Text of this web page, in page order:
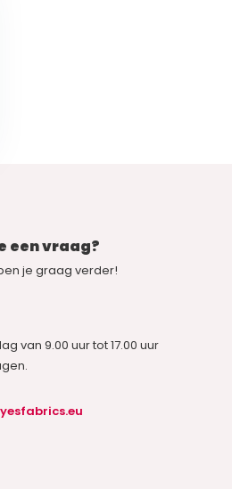
een vraag?
je graag verder!
van 9.00 uur tot 17.00 uur